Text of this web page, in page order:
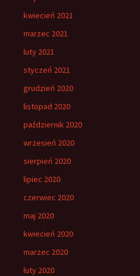
kwiecień 2021
marzec 2021
luty 2021
styczeń 2021
grudzień 2020
listopad 2020
październik 2020
wrzesień 2020
sierpień 2020
lipiec 2020
czerwiec 2020
maj 2020
kwiecień 2020
marzec 2020
luty 2020